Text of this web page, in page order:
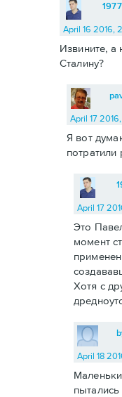
April 16 2016,
Извините, а
Сталину?
April 17
Я вот
потратили
April 17
Это
момент
Хотя с
April 18